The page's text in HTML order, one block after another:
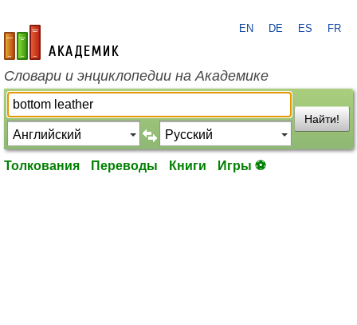
academic.ru
EN DE ES FR
Словари и энциклопедии на Академике
Найти!
Толкования Переводы Книги Игры ⚽